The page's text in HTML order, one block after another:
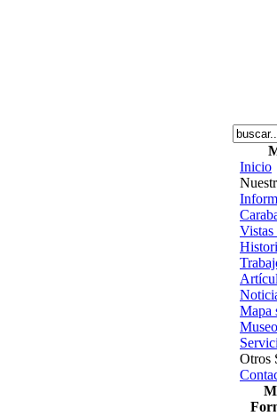
Inicio
Vistas
Mapa
Otros